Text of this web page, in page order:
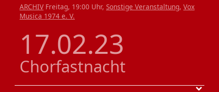
ARCHIV Freitag, 19:00 Uhr, Sonstige Veranstaltung, Vox
Musica 1974 e. V.
17.02.23
Chorfastnacht